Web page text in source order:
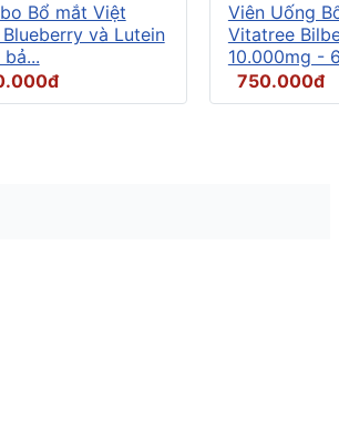
Bổ mắt Việt
và Lutein
Viên Uống
Vitatree
10.000mg -
750.000đ